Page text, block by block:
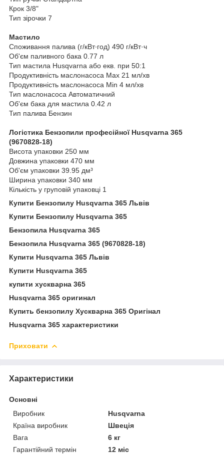
Крок 3/8"
Тип зірочки 7
Мастило
Споживання палива (г/кВт∙год) 490 г/кВт·ч
Об'єм паливного бака 0.77 л
Тип мастила Husqvarna або екв. при 50:1
Продуктивність маслонасоса Max 21 мл/хв
Продуктивність маслонасоса Min 4 мл/хв
Тип маслонасоса Автоматичний
Об'єм бака для мастила 0.42 л
Тип палива Бензин
Логістика Бензопили професійної Husqvarna 365
(9670828-18)
Висота упаковки 250 мм
Довжина упаковки 470 мм
Об'єм упаковки 39.95 дм³
Ширина упаковки 340 мм
Кількість у груповій упаковці 1
Купити Бензопилу Husqvarna 365 Львів
Купити Бензопилу Husqvarna 365
Бензопила Husqvarna 365
Бензопила Husqvarna 365 (9670828-18)
Купити Husqvarna 365 Львів
Купити Husqvarna 365
купити хускварна 365
Husqvarna 365 оригинал
Купить бензопилу Хускварна 365 Оригінал
Husqvarna 365 характеристики
Приховати
Характеристики
Основні
Виробник
Husqvarna
Країна виробник
Швеція
Вага
6 кг
Гарантійний термін
12 міс